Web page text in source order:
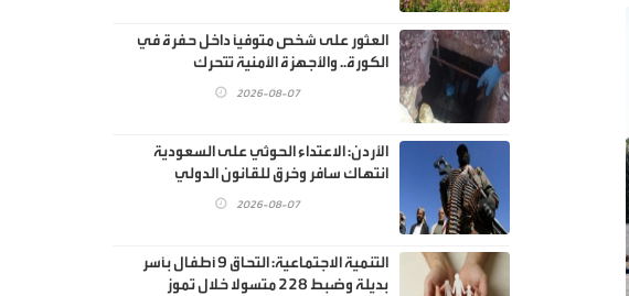
العثور على شخص متوفيًا داخل حفرة في
الكورة.. والأجهزة الأمنية تتحرك
2026-08-07
الأردن: الاعتداء الحوثي على السعودية
انتهاك سافر وخرق للقانون الدولي
2026-08-07
‏التنمية الاجتماعية: التحاق 9 أطفال بأسر
بديلة وضبط 228 متسولا خلال تموز